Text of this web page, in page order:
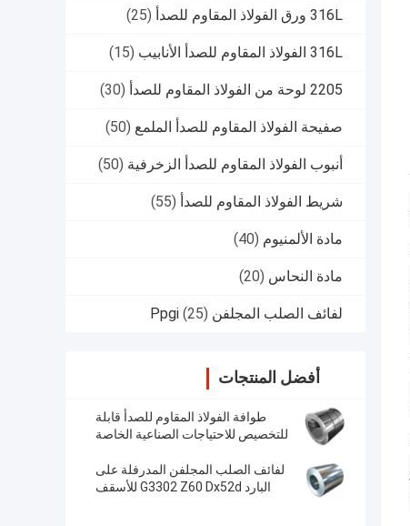
316L ورق الفولاذ المقاوم للصدأ (25)
316L الفولاذ المقاوم للصدأ الأنابيب (15)
2205 لوحة من الفولاذ المقاوم للصدأ (30)
صفيحة الفولاذ المقاوم للصدأ الملمع (50)
أنبوب الفولاذ المقاوم للصدأ الزخرفية (50)
شريط الفولاذ المقاوم للصدأ (55)
مادة الألمنيوم (40)
مادة النحاس (20)
لفائف الصلب المجلفن Ppgi (25)
أفضل المنتجات
طوافة الفولاذ المقاوم للصدأ قابلة
للتخصيص للاحتياجات الصناعية الخاصة
لفائف الصلب المجلفن المدرفلة على
البارد G3302 Z60 Dx52d للأسقف